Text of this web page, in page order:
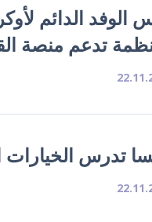
الوفد الدائم
تدعم منصة
تدرس الخيارات